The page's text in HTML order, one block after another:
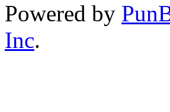
Powered by
Inc.